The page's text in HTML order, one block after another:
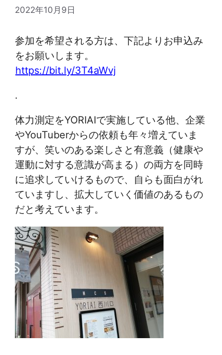
2022年10月9日
参加を希望される方は、下記よりお申込み
をお願いします。
https://bit.ly/3T4aWvj
.
体力測定をYORIAIで実施している他、企業
やYouTuberからの依頼も年々増えていま
すが、笑いのある楽しさと有意義（健康や
運動に対する意識が高まる）の両方を同時
に追求していけるもので、自らも面白がれ
ていますし、拡大していく価値のあるもの
だと考えています。